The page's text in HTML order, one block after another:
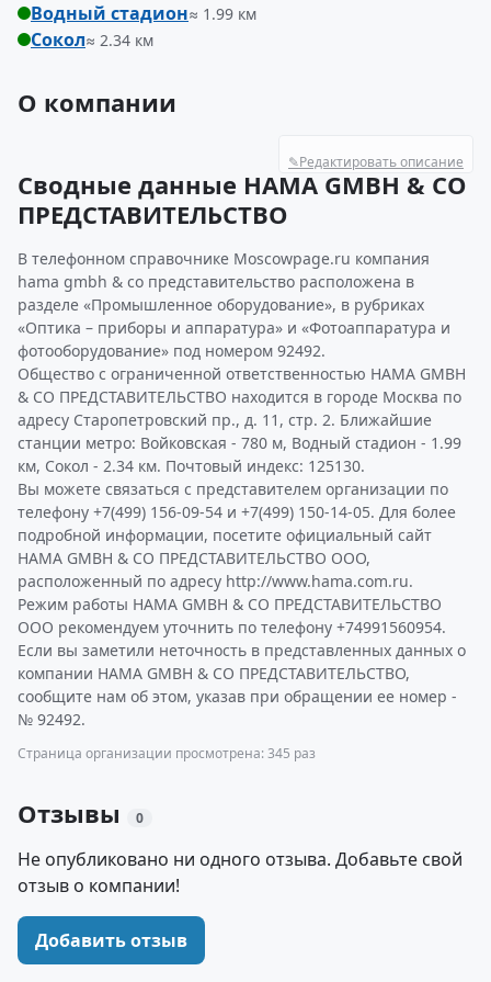
Водный стадион≈ 1.99 км
Сокол≈ 2.34 км
О компании
✎Редактировать описание
Сводные данные HAMA GMBH & CO
ПРЕДСТАВИТЕЛЬСТВО
В телефонном справочнике Moscowpage.ru компания
hama gmbh & co представительство расположена в
разделе «Промышленное оборудование», в рубриках
«Оптика – приборы и аппаратура» и «Фотоаппаратура и
фотооборудование» под номером 92492.
Общество с ограниченной ответственностью HAMA GMBH
& CO ПРЕДСТАВИТЕЛЬСТВО находится в городе Москва по
адресу Старопетровский пр., д. 11, стр. 2. Ближайшие
станции метро: Войковская - 780 м, Водный стадион - 1.99
км, Сокол - 2.34 км. Почтовый индекс: 125130.
Вы можете связаться с представителем организации по
телефону +7(499) 156-09-54 и +7(499) 150-14-05. Для более
подробной информации, посетите официальный сайт
HAMA GMBH & CO ПРЕДСТАВИТЕЛЬСТВО ООО,
расположенный по адресу http://www.hama.com.ru.
Режим работы HAMA GMBH & CO ПРЕДСТАВИТЕЛЬСТВО
ООО рекомендуем уточнить по телефону +74991560954.
Если вы заметили неточность в представленных данных о
компании HAMA GMBH & CO ПРЕДСТАВИТЕЛЬСТВО,
сообщите нам об этом, указав при обращении ее номер -
№ 92492.
Страница организации просмотрена: 345 раз
Отзывы 0
Не опубликовано ни одного отзыва. Добавьте свой
отзыв о компании!
Добавить отзыв